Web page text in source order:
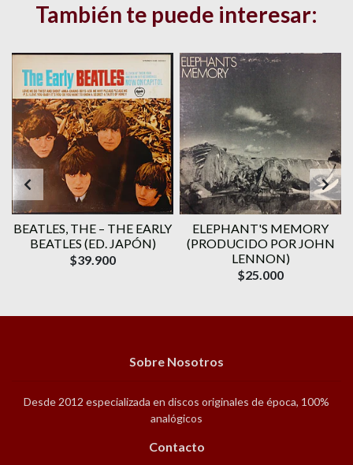
También te puede interesar:
BEATLES, THE – THE EARLY
BEATLES (ED. JAPÓN)
$39.900
ELEPHANT'S MEMORY
(PRODUCIDO POR JOHN
LENNON)
$25.000
Sobre Nosotros
Desde 2012 especializada en discos originales de época, 100%
analógicos
Contacto